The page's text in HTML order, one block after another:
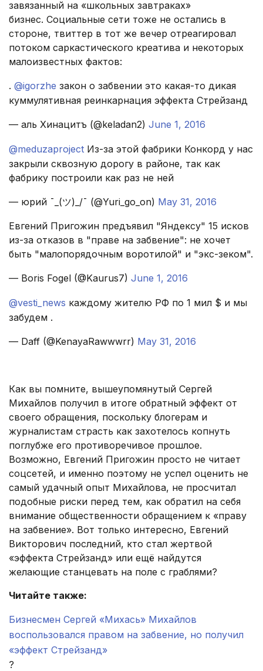
завязанный на «школьных завтраках»
бизнес. Социальные сети тоже не остались в
стороне, твиттер в тот же вечер отреагировал
потоком саркастического креатива и некоторых
малоизвестных фактов:
. @igorzhe закон о забвении это какая-то дикая
куммулятивная реинкарнация эффекта Стрейзанд
— аль Хинацитъ (@keladan2) June 1, 2016
@meduzaproject Из-за этой фабрики Конкорд у нас
закрыли сквозную дорогу в районе, так как
фабрику построили как раз не ней
— юрий ¯_(ツ)_/¯ (@Yuri_go_on) May 31, 2016
Евгений Пригожин предъявил "Яндексу" 15 исков
из-за отказов в "праве на забвение": не хочет
быть "малопорядочным воротилой" и "экс-зеком".
— Boris Fogel (@Kaurus7) June 1, 2016
@vesti_news каждому жителю РФ по 1 мил $ и мы
забудем .
— Daff (@KenayaRawwwrr) May 31, 2016
Как вы помните, вышеупомянутый Сергей
Михайлов получил в итоге обратный эффект от
своего обращения, поскольку блогерам и
журналистам страсть как захотелось копнуть
поглубже его противоречивое прошлое.
Возможно, Евгений Пригожин просто не читает
соцсетей, и именно поэтому не успел оценить не
самый удачный опыт Михайлова, не просчитал
подобные риски перед тем, как обратил на себя
внимание общественности обращением к «праву
на забвение». Вот только интересно, Евгений
Викторович последний, кто стал жертвой
«эффекта Стрейзанд» или ещё найдутся
желающие станцевать на поле с граблями?
Читайте также:
Бизнесмен Сергей «Михась» Михайлов
воспользовался правом на забвение, но получил
«эффект Стрейзанд»
?